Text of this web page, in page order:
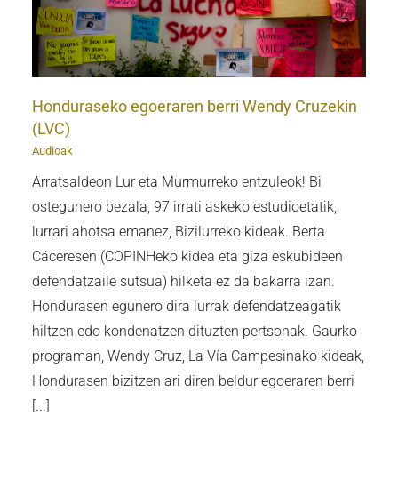
Honduraseko egoeraren berri Wendy Cruzekin
(LVC)
Audioak
Arratsaldeon Lur eta Murmurreko entzuleok! Bi
ostegunero bezala, 97 irrati askeko estudioetatik,
lurrari ahotsa emanez, Bizilurreko kideak. Berta
Cáceresen (COPINHeko kidea eta giza eskubideen
defendatzaile sutsua) hilketa ez da bakarra izan.
Hondurasen egunero dira lurrak defendatzeagatik
hiltzen edo kondenatzen dituzten pertsonak. Gaurko
programan, Wendy Cruz, La Vía Campesinako kideak,
Hondurasen bizitzen ari diren beldur egoeraren berri
[...]